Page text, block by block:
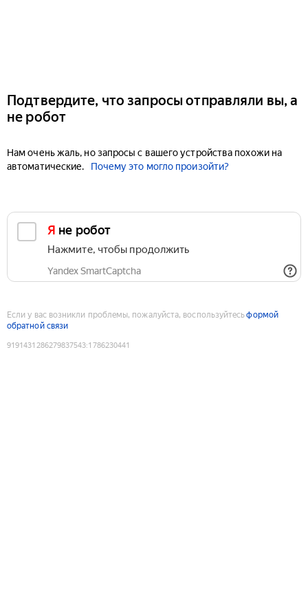
Подтвердите, что запросы отправляли вы, а
не робот
Нам очень жаль, но запросы с вашего устройства похожи на
автоматические.
Почему это могло произойти?
Я не робот
Нажмите, чтобы продолжить
Yandex SmartCaptcha
Если у вас возникли проблемы, пожалуйста, воспользуйтесьформой
обратной связи
9191431286279837543:1786230441